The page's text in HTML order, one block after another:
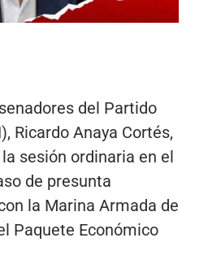
del Partido
Ricardo Anaya Cortés,
sesión ordinaria en el
de presunta
la Marina Armada de
Paquete Económico